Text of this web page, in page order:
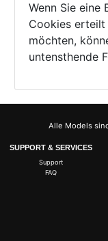
Wenn Sie eine
Cookies erteilt
möchten,
untensthende
Alle Models
SUPPORT & SERVICES
Support
FAQ